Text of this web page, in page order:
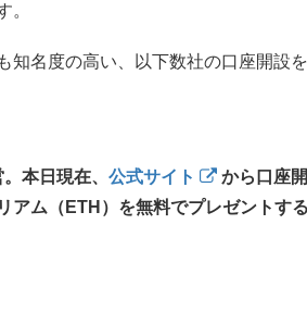
。
知名度の高い、以下数社の口座開設
本日現在、 公式サイト
から口座
アム（ETH）を無料でプレゼントす